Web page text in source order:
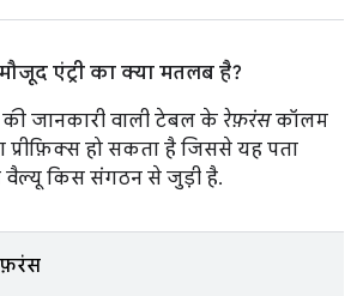
एंट्री का क्या मतलब है?
जानकारी वाली टेबल के रेफ़रंसकॉलम
प्रीफ़िक्स हो सकता है जिससे यह पता
वैल्यू किस संगठन से जुड़ी है.